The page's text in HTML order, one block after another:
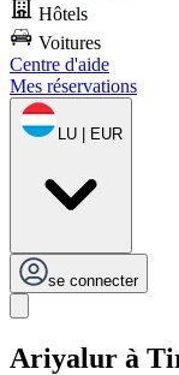
Hôtels
Voitures
Centre d'aide
Mes réservations
LU | EUR
se connecter
Ariyalur à